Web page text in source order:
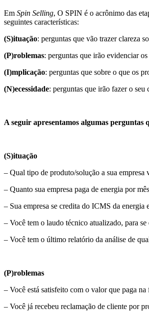
Em Spin Selling, O SPIN é o acrônimo das
seguintes características:
(S)ituação: perguntas que vão trazer clareza
(P)roblemas: perguntas que irão evidenciar
(I)mplicação: perguntas que sobre o que os
(N)ecessidade: perguntas que irão fazer o seu
A seguir apresentamos algumas perguntas
(S)ituação
– Qual tipo de produto/solução a sua empresa
– Quanto sua empresa paga de energia por
– Sua empresa se credita do ICMS da
– Você tem o laudo técnico atualizado, para
– Você tem o último relatório da análise de
(P)roblemas
– Você está satisfeito com o valor que paga na
– Você já recebeu reclamação de cliente por